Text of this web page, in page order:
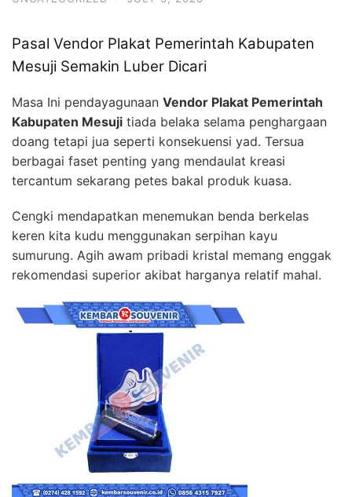
Pasal Vendor Plakat Pemerintah Kabupaten
Mesuji Semakin Luber Dicari
Masa Ini pendayagunaan Vendor Plakat Pemerintah
Kabupaten Mesuji tiada belaka selama penghargaan
doang tetapi jua seperti konsekuensi yad. Tersua
berbagai faset penting yang mendaulat kreasi
tercantum sekarang petes bakal produk kuasa.
Cengki mendapatkan menemukan benda berkelas
keren kita kudu menggunakan serpihan kayu
sumurung. Agih awam pribadi kristal memang enggak
rekomendasi superior akibat harganya relatif mahal.